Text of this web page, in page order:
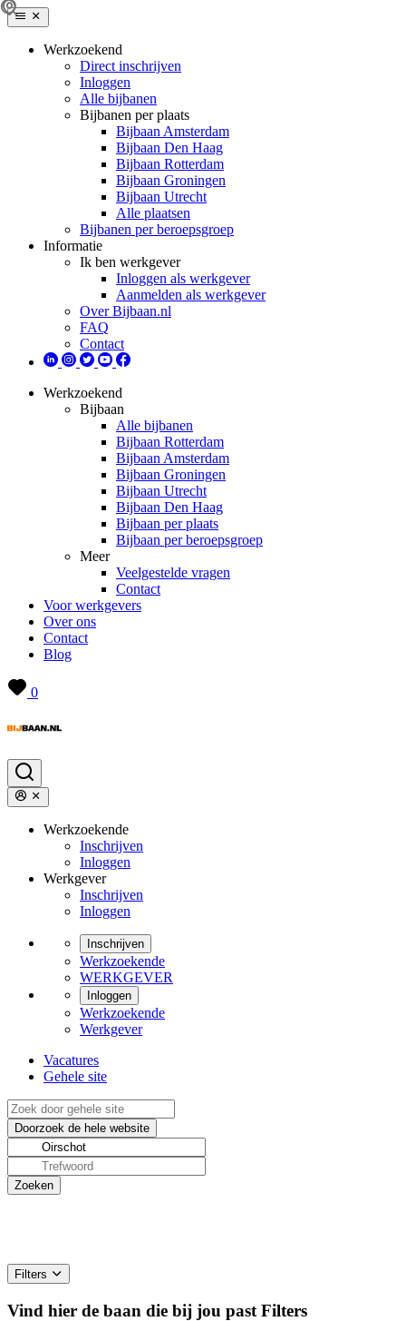
Werkzoekend
Direct inschrijven
Inloggen
Alle bijbanen
Bijbanen per plaats
Bijbaan Amsterdam
Bijbaan Den Haag
Bijbaan Rotterdam
Bijbaan Groningen
Bijbaan Utrecht
Alle plaatsen
Bijbanen per beroepsgroep
Informatie
Ik ben werkgever
Inloggen als werkgever
Aanmelden als werkgever
Over Bijbaan.nl
FAQ
Contact
Werkzoekend
Bijbaan
Alle bijbanen
Bijbaan Rotterdam
Bijbaan Amsterdam
Bijbaan Groningen
Bijbaan Utrecht
Bijbaan Den Haag
Bijbaan per plaats
Bijbaan per beroepsgroep
Meer
Veelgestelde vragen
Contact
Voor werkgevers
Over ons
Contact
Blog
0
Werkzoekende
Inschrijven
Inloggen
Werkgever
Inschrijven
Inloggen
Inschrijven
Werkzoekende
WERKGEVER
Inloggen
Werkzoekende
Werkgever
Vacatures
Gehele site
Filters
Vind hier de baan die bij jou past Filters